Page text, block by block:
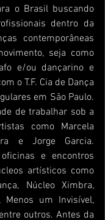
o Brasil buscando
dentro da
contemporâneas
seja como
e/ou dançarino e
o T.F. Cia de Dança
em São Paulo.
de trabalhar sob a
como Marcela
e Jorge Garcia.
e encontros
artísticos como
Núcleo Ximbra,
Menos um Invisível,
outros. Antes da